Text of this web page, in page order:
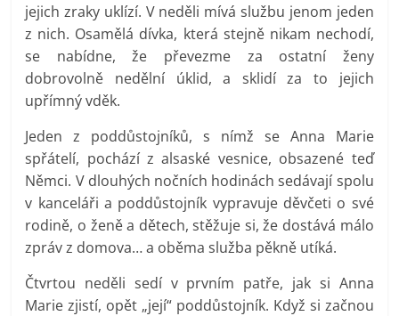
jejich zraky uklízí. V neděli mívá službu jenom jeden
z nich. Osamělá dívka, která stejně nikam nechodí,
se nabídne, že převezme za ostatní ženy
dobrovolně nedělní úklid, a sklidí za to jejich
upřímný vděk.
Jeden z poddůstojníků, s nímž se Anna Marie
spřátelí, pochází z alsaské vesnice, obsazené teď
Němci. V dlouhých nočních hodinách sedávají spolu
v kanceláři a poddůstojník vypravuje děvčeti o své
rodině, o ženě a dětech, stěžuje si, že dostává málo
zpráv z domova… a oběma služba pěkně utíká.
Čtvrtou neděli sedí v prvním patře, jak si Anna
Marie zjistí, opět „její“ poddůstojník. Když si začnou